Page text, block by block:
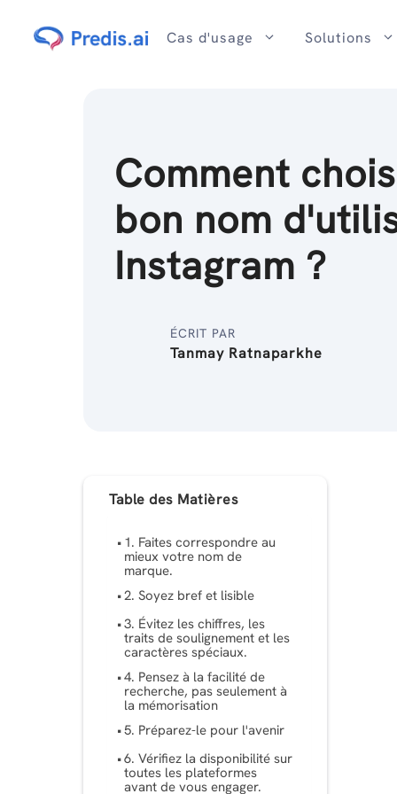
contenu
Cas d'usage Solutions
Comment
bon nom
Instagram ?
ÉCRIT PAR
Tanmay Ratnaparkhe
Table des Matières
1. Faites correspondre au
mieux votre nom de
marque.
2. Soyez bref et lisible
3. Évitez les chiffres, les
traits de soulignement et les
caractères spéciaux.
4. Pensez à la facilité de
recherche, pas seulement à
la mémorisation
5. Préparez-le pour l'avenir
6. Vérifiez la disponibilité sur
toutes les plateformes
avant de vous engager.